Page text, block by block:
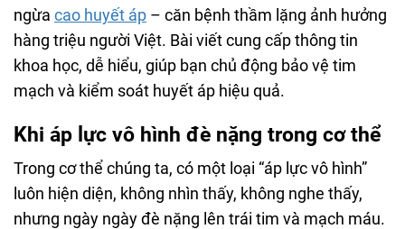
ngừa cao huyết áp – căn bệnh thầm lặng ảnh hưởng
hàng triệu người Việt. Bài viết cung cấp thông tin
khoa học, dễ hiểu, giúp bạn chủ động bảo vệ tim
mạch và kiểm soát huyết áp hiệu quả.
Khi áp lực vô hình đè nặng trong cơ thể
Trong cơ thể chúng ta, có một loại “áp lực vô hình”
luôn hiện diện, không nhìn thấy, không nghe thấy,
nhưng ngày ngày đè nặng lên trái tim và mạch máu.